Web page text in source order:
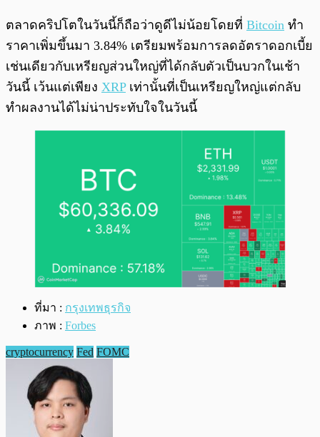
ตลาดคริปโตในวันนี้ก็ถือว่าดูดีไม่น้อยโดยที่ Bitcoin ทำ
ราคาเพิ่มขึ้นมา 3.84% เตรียมพร้อมการลดอัตราดอกเบี้ย
เช่นเดียวกับเหรียญส่วนใหญ่ที่ได้กลับตัวเป็นบวกในเช้า
วันนี้ เว้นแต่เพียง XRPเท่านั้นที่เป็นเหรียญใหญ่แต่กลับ
ทำผลงานได้ไม่น่าประทับใจในวันนี้
ที่มา : กรุงเทพธุรกิจ
ภาพ : Forbes
cryptocurrency Fed FOMC